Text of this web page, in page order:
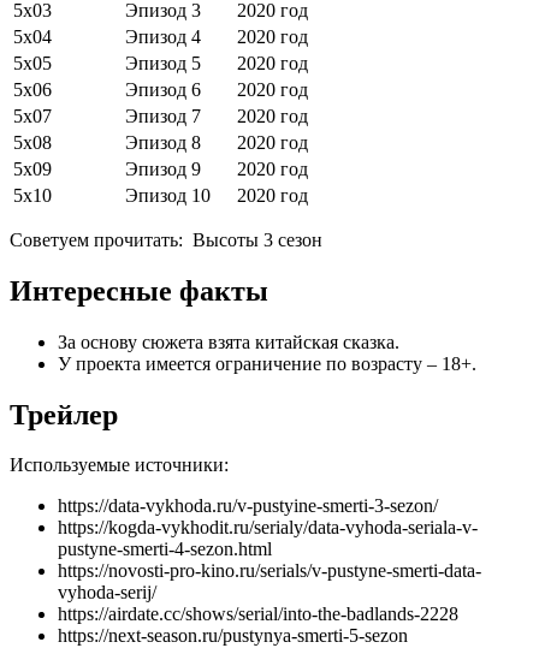
5х03
Эпизод 3
2020 год
5х04
Эпизод 4
2020 год
5х05
Эпизод 5
2020 год
5х06
Эпизод 6
2020 год
5х07
Эпизод 7
2020 год
5х08
Эпизод 8
2020 год
5х09
Эпизод 9
2020 год
5х10
Эпизод 10 2020 год
Советуем прочитать: Высоты 3 сезон
Интересные факты
За основу сюжета взята китайская сказка.
У проекта имеется ограничение по возрасту – 18+.
Трейлер
Используемые источники:
https://data-vykhoda.ru/v-pustyine-smerti-3-sezon/
https://kogda-vykhodit.ru/serialy/data-vyhoda-seriala-v-
pustyne-smerti-4-sezon.html
https://novosti-pro-kino.ru/serials/v-pustyne-smerti-data-
vyhoda-serij/
https://airdate.cc/shows/serial/into-the-badlands-2228
https://next-season.ru/pustynya-smerti-5-sezon